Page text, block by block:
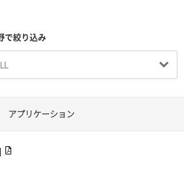
で絞り込み
アプリケーション